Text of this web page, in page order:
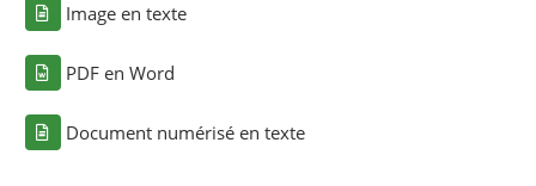
Image en texte
PDF en Word
Document numérisé en texte